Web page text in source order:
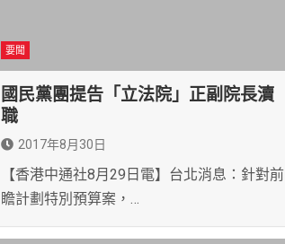
要聞
國民黨團提告「立法院」正副院長瀆
職
2017年8月30日
【香港中通社8月29日電】台北消息：針對前
瞻計劃特別預算案，…